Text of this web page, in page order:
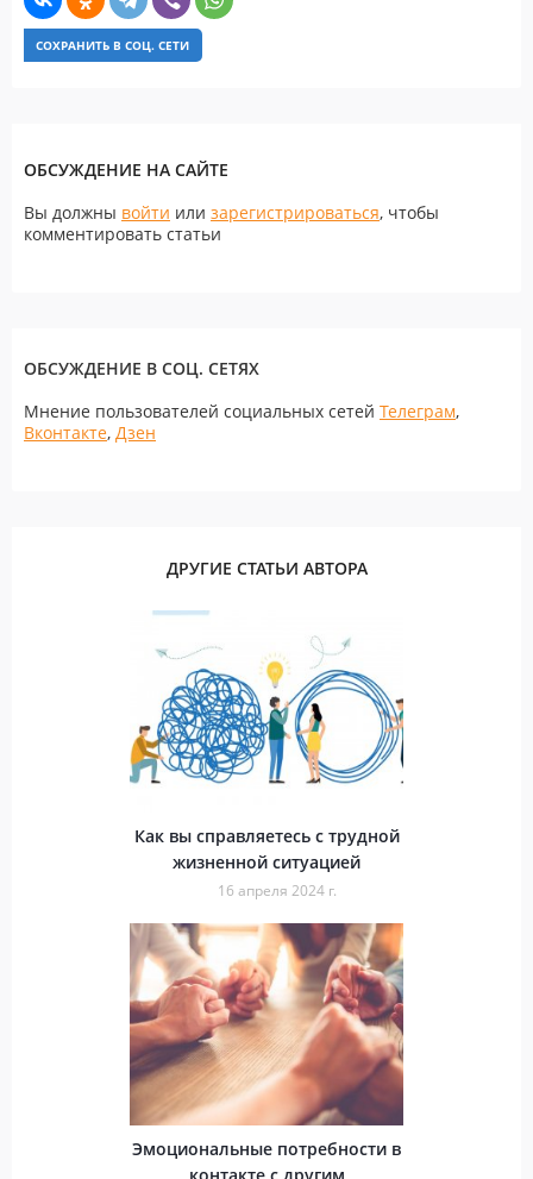
СОХРАНИТЬ В СОЦ. СЕТИ
ОБСУЖДЕНИЕ НА САЙТЕ
Вы должны войти или зарегистрироваться, чтобы
комментировать статьи
ОБСУЖДЕНИЕ В СОЦ. СЕТЯХ
Мнение пользователей социальных сетей Телеграм,
Вконтакте, Дзен
ДРУГИЕ СТАТЬИ АВТОРА
Как вы справляетесь с трудной
жизненной ситуацией
16 апреля 2024 г.
Эмоциональные потребности в